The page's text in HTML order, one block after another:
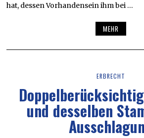
hat, dessen Vorhandensein ihm bei …
MEHR
ERBRECHT
und desselben